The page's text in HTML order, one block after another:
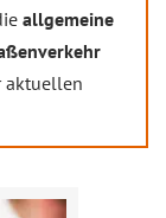
allgemeine
aktuellen